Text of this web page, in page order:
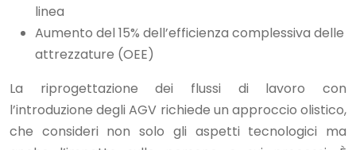
linea
Aumento del 15% dell’efficienza complessiva delle
attrezzature (OEE)
La riprogettazione dei flussi di lavoro con
l’introduzione degli AGV richiede un approccio olistico,
che consideri non solo gli aspetti tecnologici ma